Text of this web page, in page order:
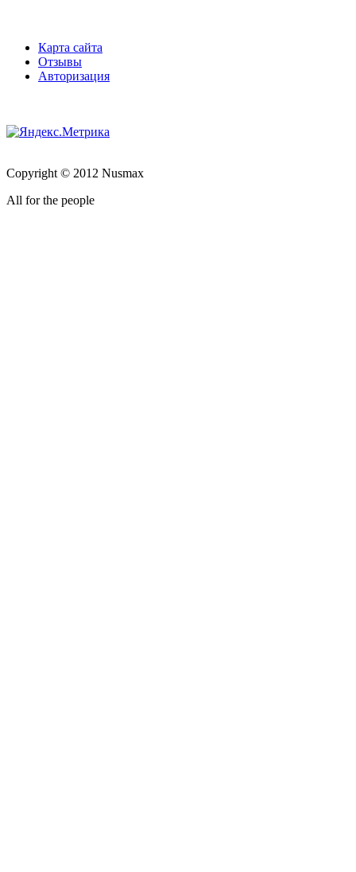
Карта сайта
Отзывы
Авторизация
Copyright © 2012 Nusmax
All for the people